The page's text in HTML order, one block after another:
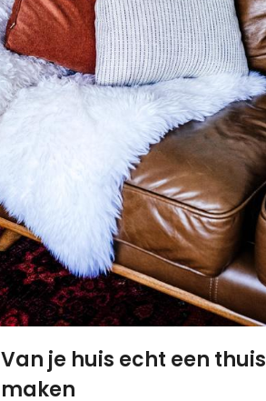
Van je huis echt een thuis
maken